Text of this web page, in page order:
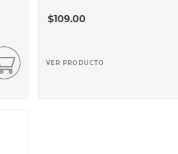
$109.00
VER PRODUCTO